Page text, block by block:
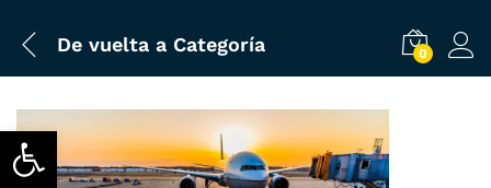
Abrir barra de herramientas
De vuelta a Categoría 0